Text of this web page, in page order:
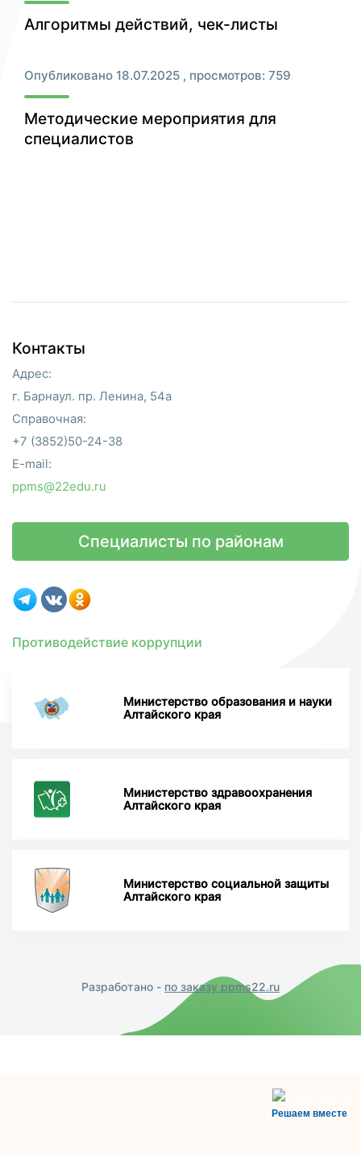
Алгоритмы действий, чек-листы
Опубликовано 18.07.2025 , просмотров: 759
Методические мероприятия для
специалистов
Контакты
Адрес:
г. Барнаул. пр. Ленина, 54а
Справочная:
+7 (3852)50-24-38
E-mail:
ppms@22edu.ru
Специалисты по районам
Противодействие коррупции
Министерство образования и науки
Алтайского края
Министерство здравоохранения
Алтайского края
Министерство социальной защиты
Алтайского края
Разработано - по заказу ppms22.ru
Решаем вместе